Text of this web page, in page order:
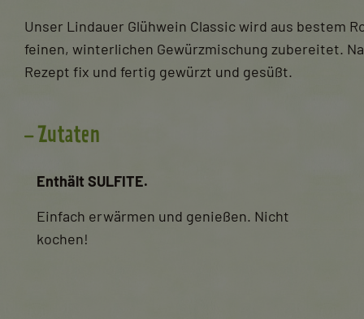
Unser Lindauer Glühwein Classic wird aus bestem
feinen, winterlichen Gewürzmischung zubereitet.
Rezept fix und fertig gewürzt und gesüßt.
Zutaten
Enthält SULFITE.
Einfach erwärmen und genießen. Nicht
kochen!